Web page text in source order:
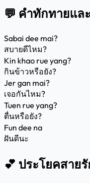
💬 คำทักทายแล
Sabai dee mai?
สบายดีไหม?
Kin khao rue yang?
กินข้าวหรือยัง?
Jer gan mai?
เจอกันไหม?
Tuen rue yang?
ตื่นหรือยัง?
Fun dee na
ฝันดีนะ
💕 ประโยคสาย